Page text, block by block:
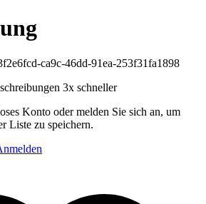
ca9c-46dd-91ea-253f31fa1898
3x schneller
Konto oder melden Sie sich an, um
Liste zu speichern.